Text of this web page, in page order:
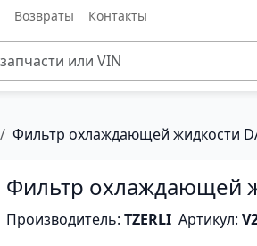
Возвраты Контакты
Фильтр охлаждающей жидкости
Фильтр охлаждающей
Производитель:TZERLI Артикул: